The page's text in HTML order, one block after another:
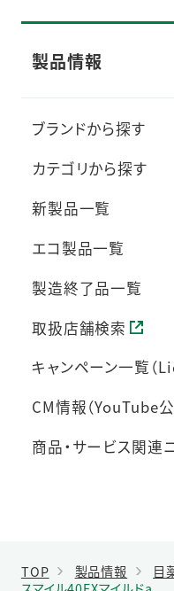
製品情報
ブランドから探す
カテゴリから探す
新製品一覧
エコ製品一覧
製造終了品一覧
取扱店舗検索
キャンペーン一覧（
CM情報（YouTube公
商品・サービス関連
TOP 製品情報 目